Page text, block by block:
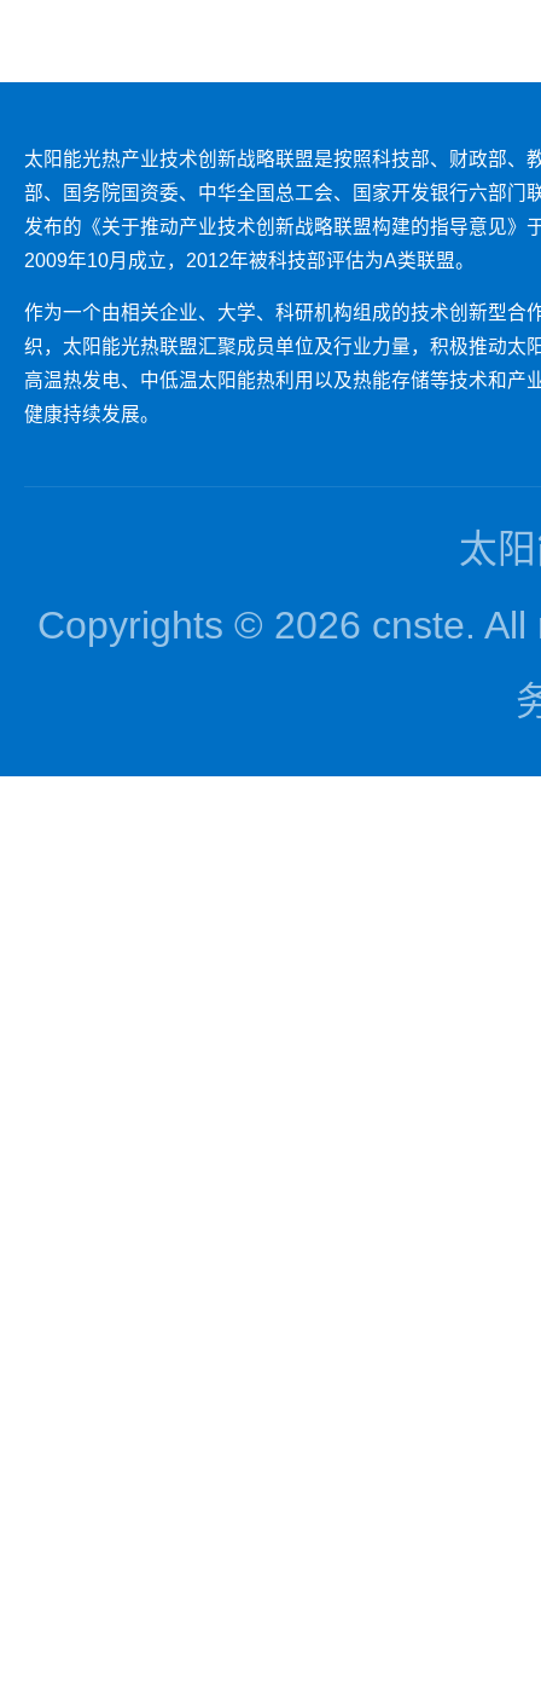
太阳能光热产业技术创新战略联盟是按照科技部、财政部、
部、国务院国资委、中华全国总工会、国家开发银行六部门
发布的《关于推动产业技术创新战略联盟构建的指导意见》
2009年10月成立，2012年被科技部评估为A类联盟。
作为一个由相关企业、大学、科研机构组成的技术创新型合
织，太阳能光热联盟汇聚成员单位及行业力量，积极推动太
高温热发电、中低温太阳能热利用以及热能存储等技术和产
健康持续发展。
太
Copyrights © 2026 cnste. All